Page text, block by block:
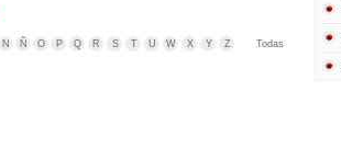
N Ñ O P Q R S T U W X Y Z Todas